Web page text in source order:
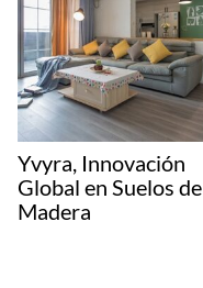
Yvyra, Innovación
Global en Suelos de
Madera